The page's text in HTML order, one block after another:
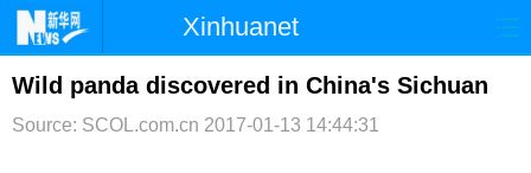
Xinhuanet
首页 时政 国际 港澳
台湾 财经 法治
Wild panda discovered in China's Sichuan
Source: SCOL.com.cn 2017-01-13 14:44:31